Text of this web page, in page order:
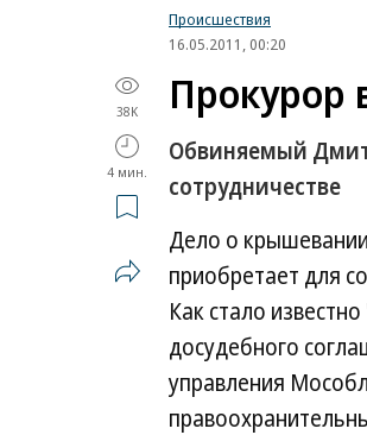
Происшествия
16.05.2011, 00:20
38K
4 мин.
Прокурор
Обвиняемый
сотрудничестве
Дело о
приобретает для
Как стало
досудебного
управления